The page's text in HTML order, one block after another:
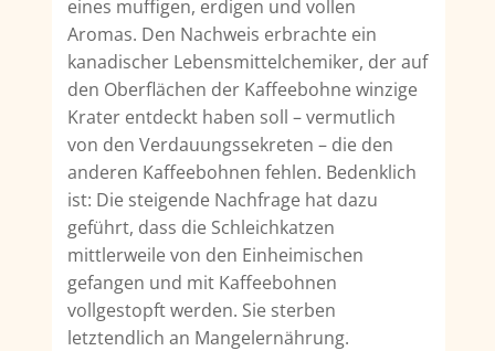
eines muffigen, erdigen und vollen
Aromas. Den Nachweis erbrachte ein
kanadischer Lebensmittelchemiker, der auf
den Oberflächen der Kaffeebohne winzige
Krater entdeckt haben soll – vermutlich
von den Verdauungssekreten – die den
anderen Kaffeebohnen fehlen. Bedenklich
ist: Die steigende Nachfrage hat dazu
geführt, dass die Schleichkatzen
mittlerweile von den Einheimischen
gefangen und mit Kaffeebohnen
vollgestopft werden. Sie sterben
letztendlich an Mangelernährung.